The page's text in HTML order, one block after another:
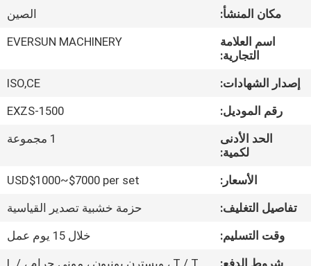
عرض
الافتراضي
معلومات
جولة
في
المعمل
مكان المنشأ:
الصين
اسم العلامة
التجارية:
EVERSUN MACHINERY
إصدار الشهادات:
ISO,CE
رقم الموديل:
EXZS-1500
الحد الأدنى
لكمية:
1 مجموعة
الأسعار:
USD$1000~$7000 per set
تفاصيل التغليف:
حزمة خشبية تصدير القياسية
وقت التسليم:
خلال 15 يوم عمل